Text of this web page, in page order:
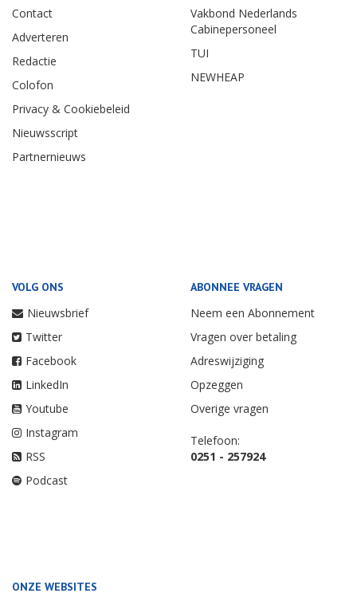
Contact
Adverteren
Redactie
Colofon
Privacy & Cookiebeleid
Nieuwsscript
Partnernieuws
Vakbond Nederlands
Cabinepersoneel
TUI
NEWHEAP
VOLG ONS
Nieuwsbrief
Twitter
Facebook
LinkedIn
Youtube
Instagram
RSS
Podcast
ABONNEE VRAGEN
Neem een Abonnement
Vragen over betaling
Adreswijziging
Opzeggen
Overige vragen
Telefoon:
0251 - 257924
ONZE WEBSITES